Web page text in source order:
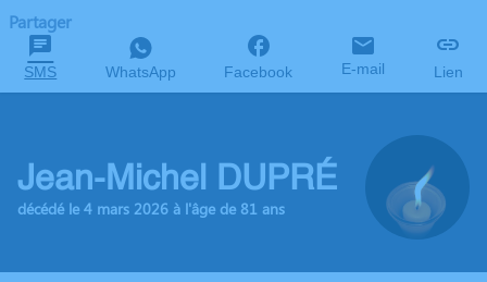
Partager
SMS WhatsApp Facebook E-mail Lien
Jean-Michel DUPRÉ
décédé le 4 mars 2026 à l'âge de 81 ans